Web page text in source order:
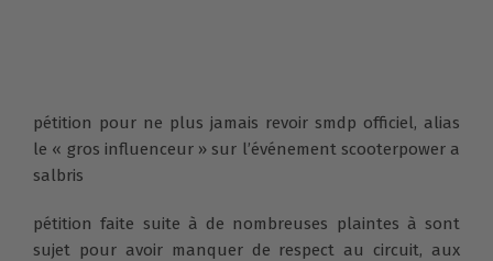
pétition pour ne plus jamais revoir smdp officiel, alias
le « gros influenceur » sur l’événement scooterpower a
salbris
pétition faite suite à de nombreuses plaintes à sont
sujet pour avoir manquer de respect au circuit, aux